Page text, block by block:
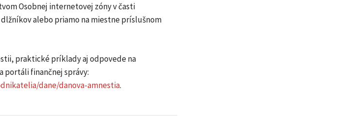
Osobnej internetovej zóny v časti
alebo priamo na miestne príslušnom
praktické príklady aj odpovede na
portáli finančnej správy:
dane/danova-amnestia.